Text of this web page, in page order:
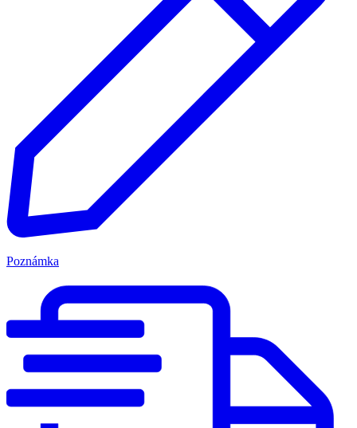
Poznámka